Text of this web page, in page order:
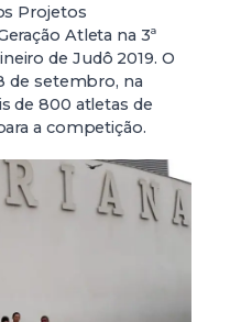
Projetos
Atleta na 3ª
de Judô 2019. O
de setembro, na
de 800 atletas de
a competição.